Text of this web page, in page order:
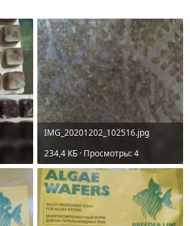
IMG_20201202_102516.jpg
234,4 КБ · Просмотры: 4